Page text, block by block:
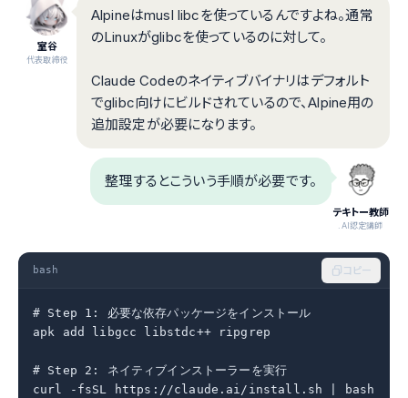
室谷
代表取締役
Alpineはmusl libcを使っているんですよね。通常
のLinuxがglibcを使っているのに対して。
Claude Codeのネイティブバイナリはデフォルト
でglibc向けにビルドされているので、Alpine用の
追加設定が必要になります。
テキトー教師
.AI認定講師
整理するとこういう手順が必要です。
bash コピー
# Step 1: 必要な依存パッケージをインストール
apk add libgcc libstdc++ ripgrep
# Step 2: ネイティブインストーラーを実行
curl -fsSL https://claude.ai/install.sh | bash